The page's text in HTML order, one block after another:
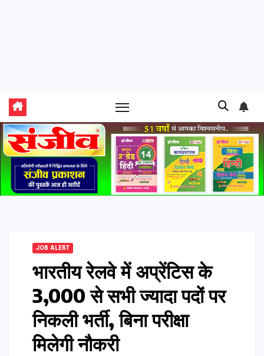
JOB ALERT
भारतीय रेलवे में अप्रेंटिस के
3,000 से सभी ज्यादा पदों पर
निकली भर्ती, बिना परीक्षा
मिलेगी नौकरी